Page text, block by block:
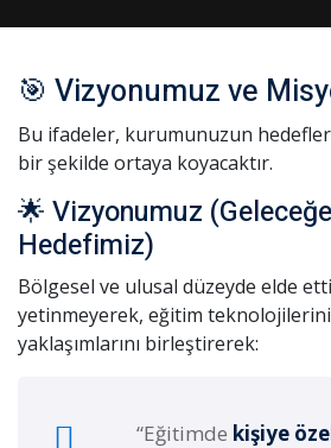
🎯 Vizyonumuz ve
Bu ifadeler, kurumunuzun
bir şekilde ortaya koyacaktır.
🌟 Vizyonumuz
Hedefimiz)
Bölgesel ve ulusal düzeyde elde
yetinmeyerek, eğitim
yaklaşımlarını birleştirerek:
“Eğitimde kişiye
Remember me
Already have an